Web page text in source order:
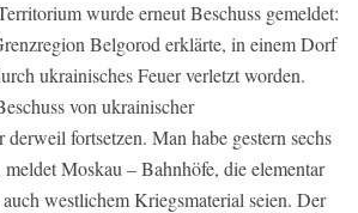
wurde erneut Beschuss gemeldet:
Belgorod erklärte, in einem Dorf
ukrainisches Feuer verletzt worden.
von ukrainischer
fortsetzen. Man habe gestern sechs
meldet Moskau – Bahnhöfe, die elementar
westlichem Kriegsmaterial seien. Der